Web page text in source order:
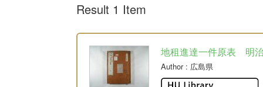
Result 1 Item
地租進達一件原表 明
Author: 広島県